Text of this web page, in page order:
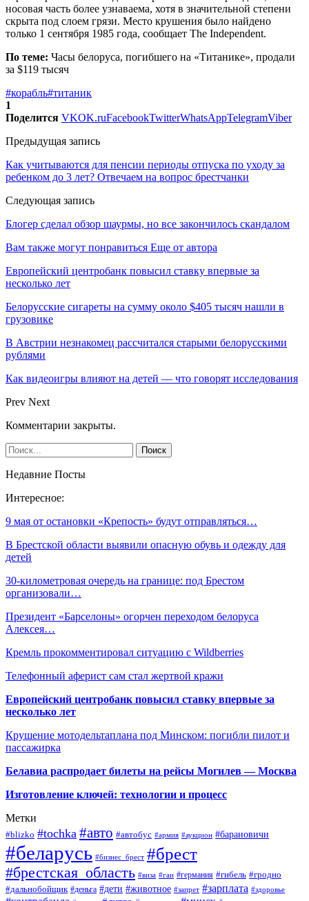
носовая часть более узнаваема, хотя в значительной степени
скрыта под слоем грязи. Место крушения было найдено
только 1 сентября 1985 года, сообщает The Independent.
По теме: Часы белоруса, погибшего на «Титанике», продали
за $119 тысяч
#корабль#титаник
1
Поделится VKOK.ruFacebookTwitterWhatsAppTelegramViber
Предыдущая запись
Как учитываются для пенсии периоды отпуска по уходу за
ребенком до 3 лет? Отвечаем на вопрос брестчанки
Следующая запись
Блогер сделал обзор шаурмы, но все закончилось скандалом
Вам также могут понравиться Еще от автора
Европейский центробанк повысил ставку впервые за
несколько лет
Белорусские сигареты на сумму около $405 тысяч нашли в
грузовике
В Австрии незнакомец рассчитался старыми белорусскими
рублями
Как видеоигры влияют на детей — что говорят исследования
Prev Next
Комментарии закрыты.
Недавние Посты
Интересное:
9 мая от остановки «Крепость» будут отправляться…
В Брестской области выявили опасную обувь и одежду для
детей
30-километровая очередь на границе: под Брестом
организовали…
Президент «Барселоны» огорчен переходом белоруса
Алексея…
Кремль прокомментировал ситуацию с Wildberries
Телефонный аферист сам стал жертвой кражи
Европейский центробанк повысил ставку впервые за
несколько лет
Крушение мотодельтаплана под Минском: погибли пилот и
пассажирка
Белавиа распродает билеты на рейсы Могилев — Москва
Изготовление ключей: технологии и процесс
Метки
#blizko #tochka #авто #автобус #армия #аукцион #барановичи
#беларусь #бизнес_брест #брест
#брестская_область #виза #гаи #германия #гибель #гродно
#дальнобойщик #деньга #дети #животное #запрет #зарплата #здоровье